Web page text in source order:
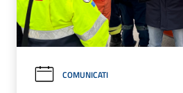
COMUNICATI